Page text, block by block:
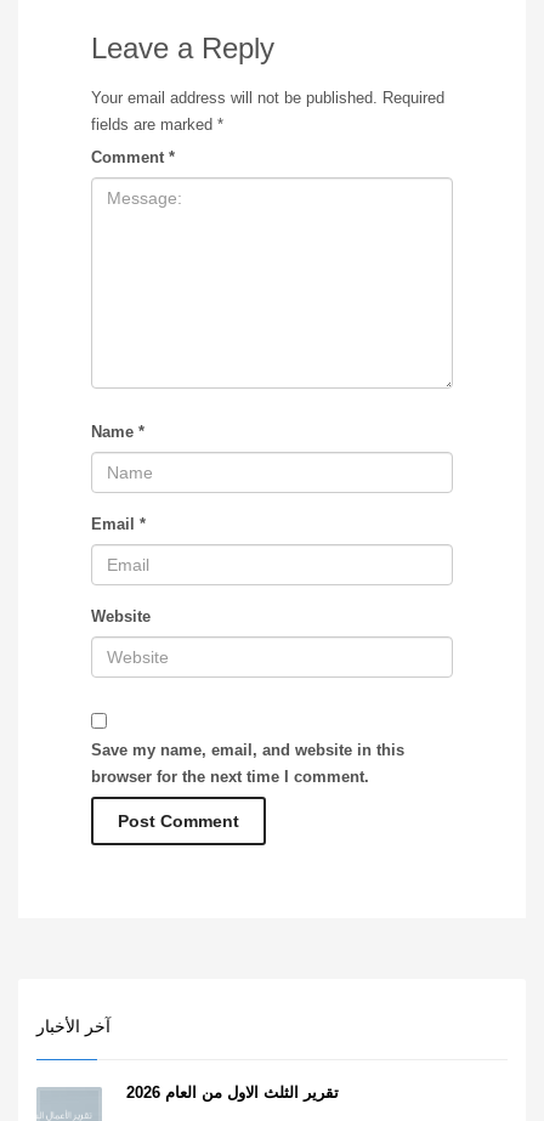
Leave a Reply
Your email address will not be published. Required
fields are marked *
Comment *
Name *
Email *
Website
Save my name, email, and website in this
browser for the next time I comment.
آخر الأخبار
تقرير الثلث الاول من العام 2026